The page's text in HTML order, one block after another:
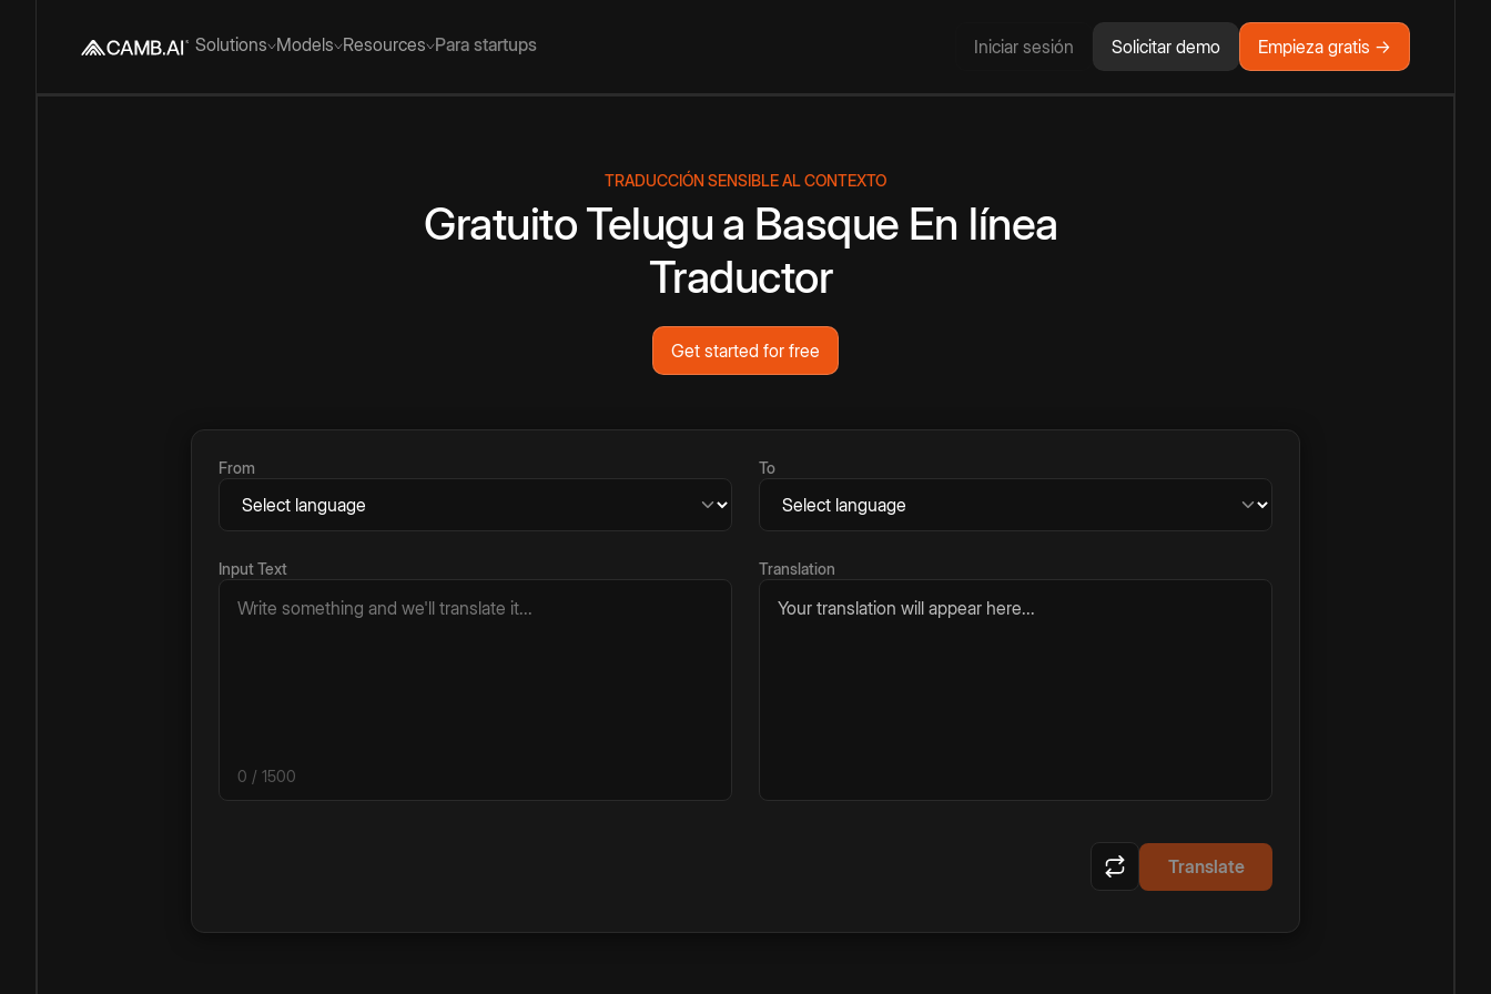
Solutions Models Resources Para startups Iniciar sesión Solicitar demo Empieza gratis →
TRADUCCIÓN SENSIBLE AL CONTEXTO
GratuitoTelugu a Basque En línea
Traductor
Get started for free
From To
Input Text
0 / 1500
Translation
Your translation will appear here...
Translate